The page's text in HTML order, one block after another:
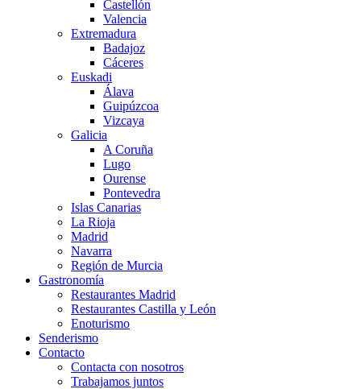
Castellón
Valencia
Extremadura
Badajoz
Cáceres
Euskadi
Álava
Guipúzcoa
Vizcaya
Galicia
A Coruña
Lugo
Ourense
Pontevedra
Islas Canarias
La Rioja
Madrid
Navarra
Región de Murcia
Gastronomía
Restaurantes Madrid
Restaurantes Castilla y León
Enoturismo
Senderismo
Contacto
Contacta con nosotros
Trabajamos juntos